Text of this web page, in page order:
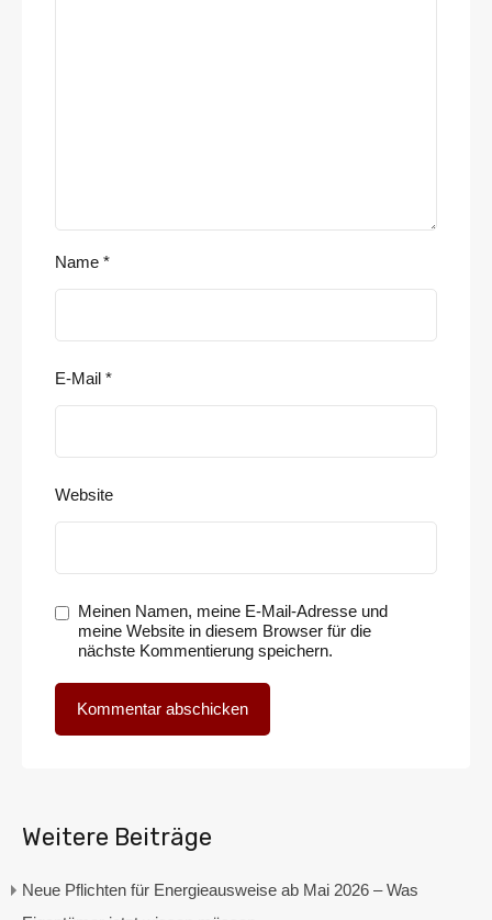
Name *
E-Mail *
Website
Meinen Namen, meine E-Mail-Adresse und
meine Website in diesem Browser für die
nächste Kommentierung speichern.
Weitere Beiträge
Neue Pflichten für Energieausweise ab Mai 2026 – Was